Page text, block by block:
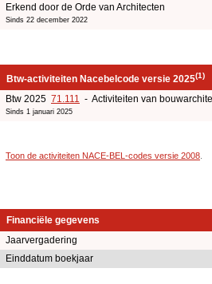
Erkend door de Orde van Architecten
Sinds 22 december 2022
Btw-activiteiten Nacebelcode versie 2025(1)
Btw 2025 71.111 - Activiteiten van
Sinds 1 januari 2025
Toon de activiteiten NACE-BEL-codes versie 2008
Financiële gegevens
Jaarvergadering
Einddatum boekjaar